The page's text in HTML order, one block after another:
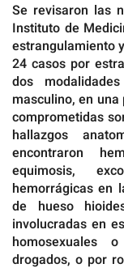
Se revisaron las
Instituto de
estrangulamiento
24 casos por
dos
masculino, en
comprometidas
hallazgos
encontraron
equimosis,
hemorrágicas en
de hueso
involucradas en
homosexuales
drogados, o por